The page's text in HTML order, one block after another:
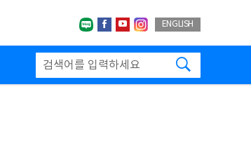
네이버블로그
페이스북
유투브인스타그랩
ENGLISH